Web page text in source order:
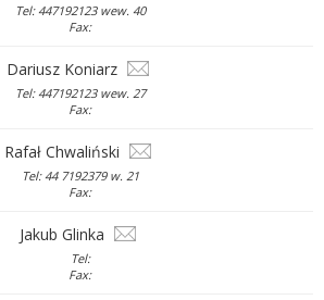
Tel: 447192123 wew. 40
Fax:
Dariusz Koniarz
Tel: 447192123 wew. 27
Fax:
Rafał Chwaliński
Tel: 44 7192379 w. 21
Fax:
Jakub Glinka
Tel:
Fax: